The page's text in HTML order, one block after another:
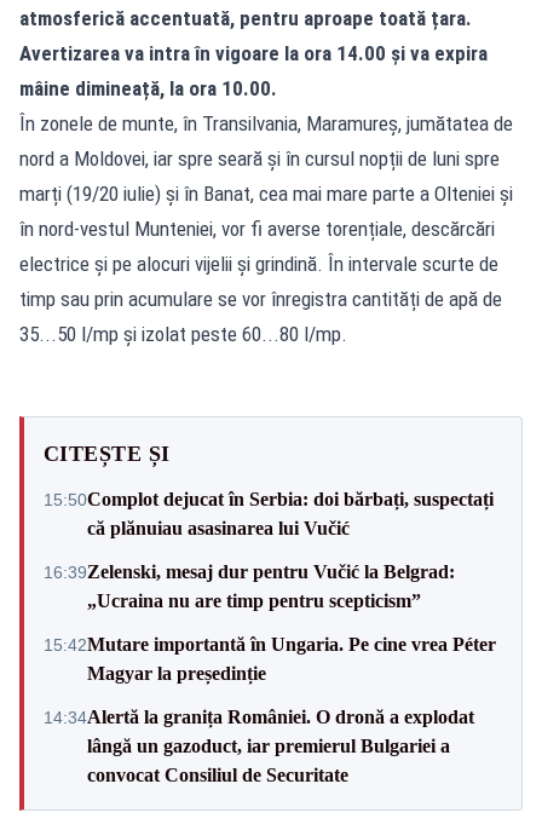
atmosferică accentuată, pentru aproape toată țara.
Avertizarea va intra în vigoare la ora 14.00 și va expira
mâine dimineață, la ora 10.00.
În zonele de munte, în Transilvania, Maramureș, jumătatea de
nord a Moldovei, iar spre seară și în cursul nopții de luni spre
marți (19/20 iulie) și în Banat, cea mai mare parte a Olteniei și
în nord-vestul Munteniei, vor fi averse torențiale, descărcări
electrice și pe alocuri vijelii și grindină. În intervale scurte de
timp sau prin acumulare se vor înregistra cantități de apă de
35...50 l/mp și izolat peste 60...80 l/mp.
CITEȘTE ȘI
15:50Complot dejucat în Serbia: doi bărbați, suspectați
că plănuiau asasinarea lui Vučić
16:39Zelenski, mesaj dur pentru Vučić la Belgrad:
„Ucraina nu are timp pentru scepticism”
15:42Mutare importantă în Ungaria. Pe cine vrea Péter
Magyar la președinție
14:34Alertă la granița României. O dronă a explodat
lângă un gazoduct, iar premierul Bulgariei a
convocat Consiliul de Securitate